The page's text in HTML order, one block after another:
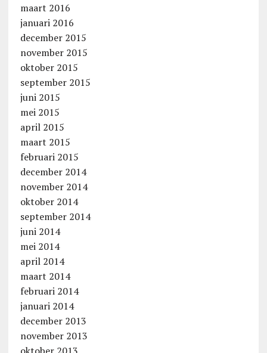
maart 2016
januari 2016
december 2015
november 2015
oktober 2015
september 2015
juni 2015
mei 2015
april 2015
maart 2015
februari 2015
december 2014
november 2014
oktober 2014
september 2014
juni 2014
mei 2014
april 2014
maart 2014
februari 2014
januari 2014
december 2013
november 2013